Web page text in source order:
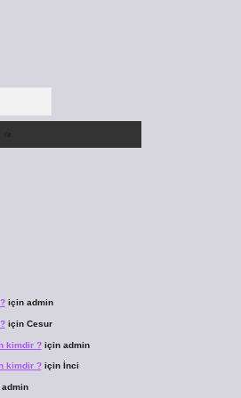
için admin
için Cesur
kimdir ?için admin
kimdir ?için İnci
admin